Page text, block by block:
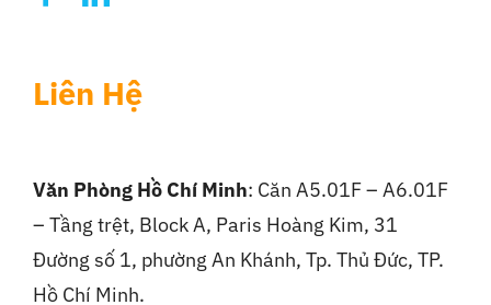
Liên Hệ
Văn Phòng Hồ Chí Minh: Căn A5.01F – A6.01F
– Tầng trệt, Block A, Paris Hoàng Kim, 31
Đường số 1, phường An Khánh, Tp. Thủ Đức, TP.
Hồ Chí Minh.